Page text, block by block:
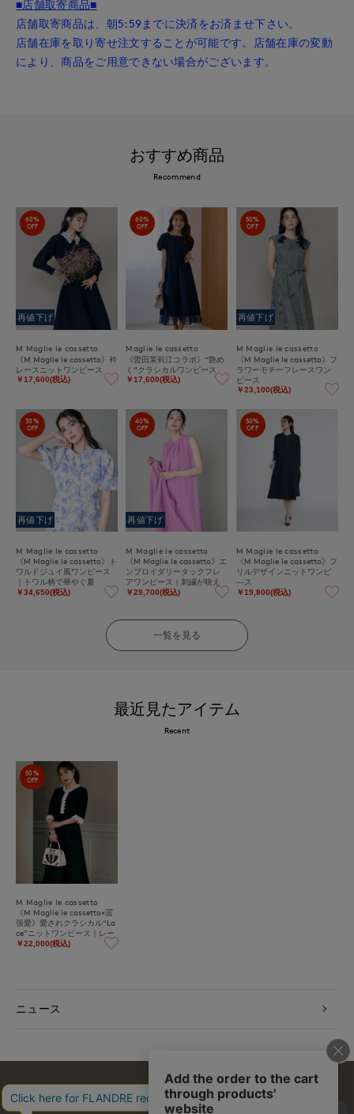
■店舗取寄商品■
店舗取寄商品は、朝5:59までに決済をお済ませ下さい。
店舗在庫を取り寄せ注文することが可能です。店舗在庫の変動
により、商品をご用意できない場合がございます。
おすすめ商品
Recommend
60%
OFF
再値下げ
M Maglie le cassetto
《M Maglie le cassetto》衿
レースニットワンピース
￥17,600(税込)
60%
OFF
Maglie le cassetto
《曽田茉莉江コラボ》“艶め
く”クラシカルワンピース
￥17,600(税込)
50%
OFF
再値下げ
M Maglie le cassetto
《M Maglie le cassetto》フ
ラワーモチーフレースワン
ピース
￥23,100(税込)
30%
OFF
再値下げ
M Maglie le cassetto
《M Maglie le cassetto》ト
ワルドジュイ風ワンピース
｜トワル柄で華やぐ夏
￥34,650(税込)
40%
OFF
再値下げ
M Maglie le cassetto
《M Maglie le cassetto》エ
ンブロイダリータックフレ
アワンピース｜刺繍が映え
る優雅な一着
￥29,700(税込)
50%
OFF
M Maglie le cassetto
《M Maglie le cassetto》フ
リルデザインニットワンピ
―ス
￥19,800(税込)
一覧を見る
最近見たアイテム
Recent
50%
OFF
M Maglie le cassetto
《M Maglie le cassetto×冨
張愛》愛されクラシカル“La
ce”ニットワンピース｜レー
ス纏う愛されニットワンピ
￥22,000(税込)
ニュース